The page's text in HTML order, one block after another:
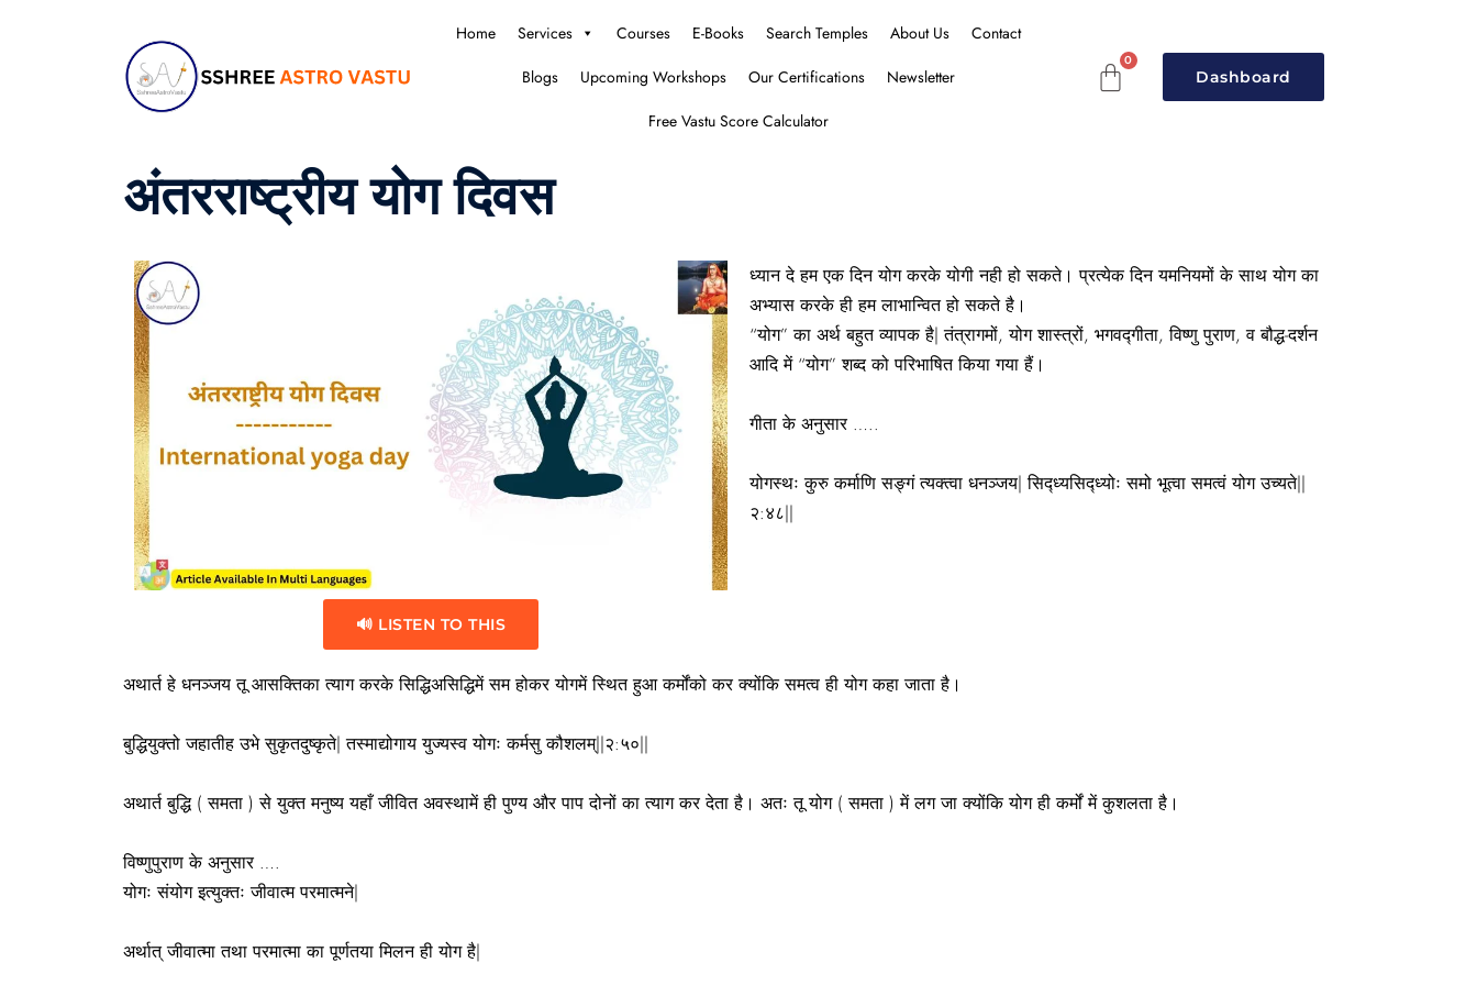
Home Services Courses E-Books Search Temples About Us
Contact
Blogs
Upcoming Workshops Our Certifications
Newsletter
Free Vastu Score Calculator
Dashboard
अंतरराष्ट्रीय योग दिवस
🔊 LISTEN TO THIS
ध्यान दे हम एक दिन योग करके योगी नही हो सकते। प्रत्येक दिन यमनियमों के साथ योग का
अभ्यास करके ही हम लाभान्वित हो सकते है।
“योग” का अर्थ बहुत व्यापक है| तंत्रागमों, योग शास्त्रों, भगवद्गीता, विष्णु पुराण, व बौद्ध-दर्शन
आदि में “योग” शब्द को परिभाषित किया गया हैं।
गीता के अनुसार …..
योगस्थः कुरु कर्माणि सङ्गं त्यक्त्वा धनञ्जय| सिद्ध्यसिद्ध्योः समो भूत्वा समत्वं योग उच्यते||
२:४८||
अथार्त हे धनञ्जय तू आसक्तिका त्याग करके सिद्धिअसिद्धिमें सम होकर योगमें स्थित हुआ कर्मोंको कर क्योंकि समत्व ही योग कहा जाता है।
बुद्धियुक्तो जहातीह उभे सुकृतदुष्कृते| तस्माद्योगाय युज्यस्व योगः कर्मसु कौशलम्||२:५०||
अथार्त बुद्धि ( समता ) से युक्त मनुष्य यहाँ जीवित अवस्थामें ही पुण्य और पाप दोनों का त्याग कर देता है। अतः तू योग ( समता ) में लग जा क्योंकि योग ही कर्मों में कुशलता है।
विष्णुपुराण के अनुसार ….
योगः संयोग इत्युक्तः जीवात्म परमात्मने|
अर्थात् जीवात्मा तथा परमात्मा का पूर्णतया मिलन ही योग है|